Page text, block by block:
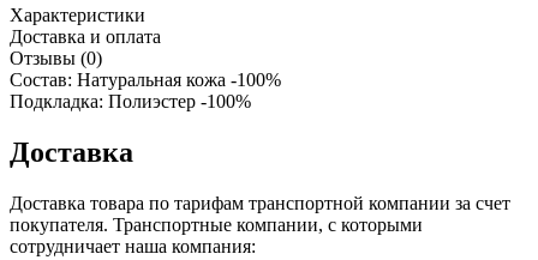
Характеристики
Доставка и оплата
Отзывы (0)
Состав: Натуральная кожа -100%
Подкладка: Полиэстер -100%
Доставка
Доставка товара по тарифам транспортной компании за счет
покупателя. Транспортные компании, с которыми
сотрудничает наша компания: